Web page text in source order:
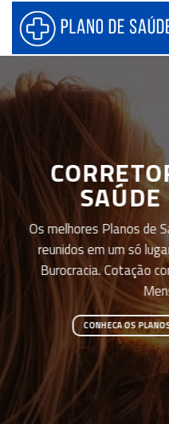
content
Os melhores Planos de
reunidos em um só
Burocracia. Cotação
CONHECA OS